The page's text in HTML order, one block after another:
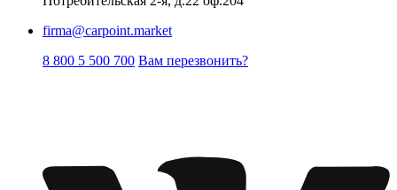
firma@carpoint.market
8 800 5 500 700 Вам перезвонить?